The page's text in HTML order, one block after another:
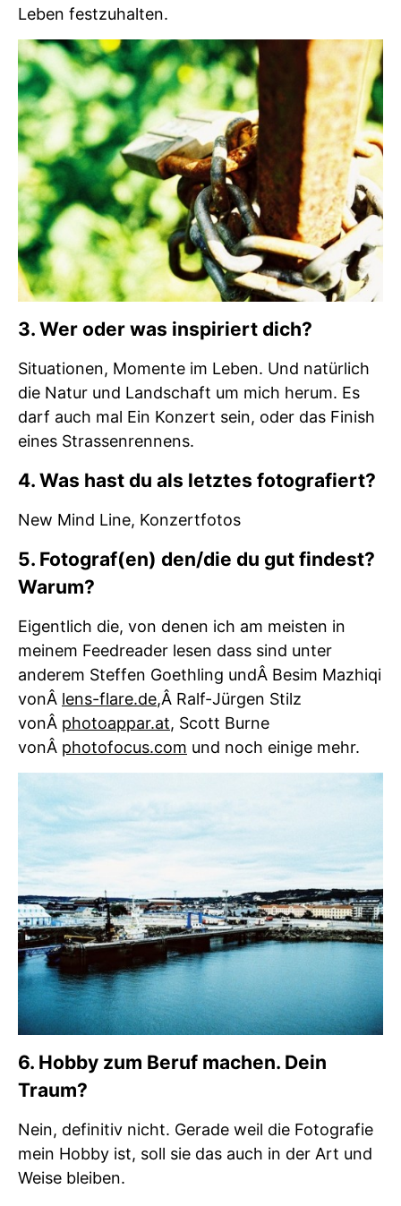
Leben festzuhalten.
3. Wer oder was inspiriert dich?
Situationen, Momente im Leben. Und natürlich
die Natur und Landschaft um mich herum. Es
darf auch mal Ein Konzert sein, oder das Finish
eines Strassenrennens.
4. Was hast du als letztes fotografiert?
New Mind Line, Konzertfotos
5. Fotograf(en) den/die du gut findest?
Warum?
Eigentlich die, von denen ich am meisten in
meinem Feedreader lesen dass sind unter
anderem Steffen Goethling undÂ Besim Mazhiqi
vonÂ lens-flare.de,Â Ralf-Jürgen Stilz
vonÂ photoappar.at, Scott Burne
vonÂ photofocus.com und noch einige mehr.
6. Hobby zum Beruf machen. Dein
Traum?
Nein, definitiv nicht. Gerade weil die Fotografie
mein Hobby ist, soll sie das auch in der Art und
Weise bleiben.